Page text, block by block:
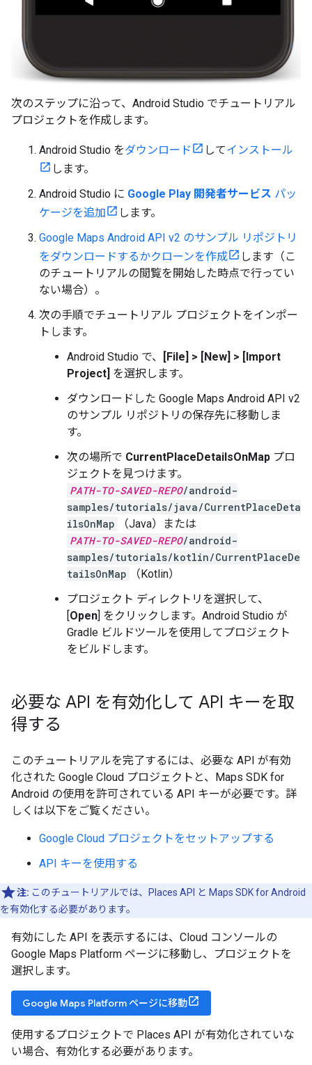
次のステップに沿って、Android Studio でチュートリアル
プロジェクトを作成します。
Android Studio をダウンロード してインストール
します。
Android Studio に Google Play 開発者サービス パッ
ケージを追加
します。
Google Maps Android API v2 のサンプル リポジトリ
をダウンロードするかクローンを作成
します（こ
のチュートリアルの閲覧を開始した時点で行ってい
ない場合）。
次の手順でチュートリアル プロジェクトをインポー
トします。
Android Studio で、
[File] > [New] > [Import
Project] を選択します。
ダウンロードした Google Maps Android API v2
のサンプル リポジトリの保存先に移動しま
す。
次の場所で CurrentPlaceDetailsOnMap プロ
ジェクトを見つけます。
PATH-TO-SAVED-REPO/android-
samples/tutorials/java/CurrentPlaceDeta
ilsOnMap
（Java）または
PATH-TO-SAVED-REPO/android-
samples/tutorials/kotlin/CurrentPlaceDe
tailsOnMap
（Kotlin）
プロジェクト ディレクトリを選択して、
[Open] をクリックします。Android Studio が
Gradle ビルドツールを使用してプロジェクト
をビルドします。
必要な API を有効化して API キーを取
得する
このチュートリアルを完了するには、必要な API が有効
化された Google Cloud プロジェクトと、Maps SDK for
Android の使用を許可されている API キーが必要です。詳
しくは以下をご覧ください。
Google Cloud プロジェクトをセットアップする
API キーを使用する
注: このチュートリアルでは、Places API と Maps SDK for Android
を有効化する必要があります。
有効にした API を表示するには、Cloud コンソールの
Google Maps Platform ページに移動し、プロジェクトを
選択します。
Google Maps Platform ページに移動
使用するプロジェクトで Places API が有効化されていな
い場合、有効化する必要があります。